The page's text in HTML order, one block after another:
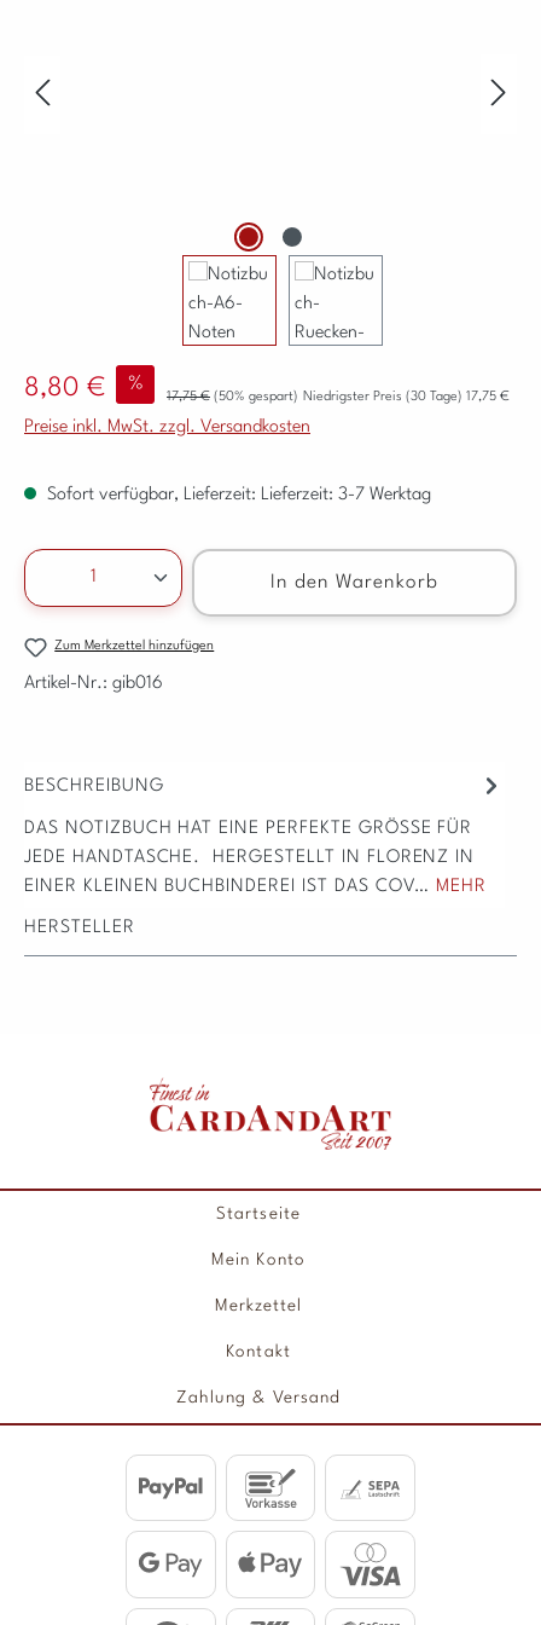
Verkaufspreis:
8,80 € %
Regulärer Preis:
17,75 € (50% gespart) Niedrigster Preis (30 Tage) 17,75 €
Preise inkl. MwSt. zzgl. Versandkosten
Sofort verfügbar, Lieferzeit: Lieferzeit: 3-7 Werktag
Produkt Anzahl: Gib den gewünschten Wert ein
In den Warenkorb
Zum Merkzettel hinzufügen
Artikel-Nr.: gib016
BESCHREIBUNG
DAS NOTIZBUCH HAT EINE PERFEKTE GRÖSSE FÜR J
EDE HANDTASCHE. HERGESTELLT IN FLORENZ IN E
INER KLEINEN BUCHBINDEREI IST DAS COV… MEHR
HERSTELLER
Startseite
Mein Konto
Merkzettel
Kontakt
Zahlung & Versand